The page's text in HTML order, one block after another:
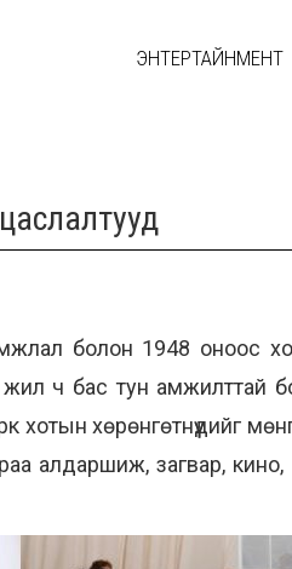
ЭНТЕРТАЙНМЕНТ
болон 1948 оноос
жил ч бас тун амжилттай
хөрөнгөтнүүдийг
алдаршиж, загвар,